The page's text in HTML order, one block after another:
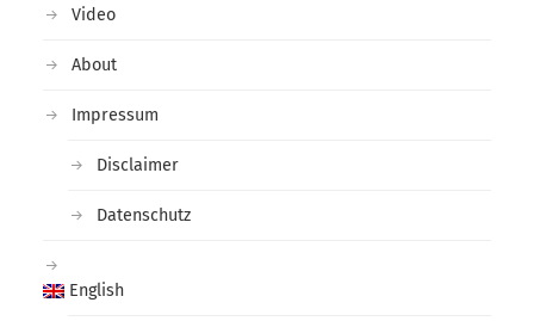
Video
About
Impressum
Disclaimer
Datenschutz
English